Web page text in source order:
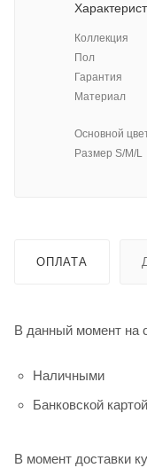
Коллекция
Пол
Гарантия
Материал
Основной
Размер S/M/L
ОПЛАТА
В данный момент на
Наличными
Банковской
В момент доставки